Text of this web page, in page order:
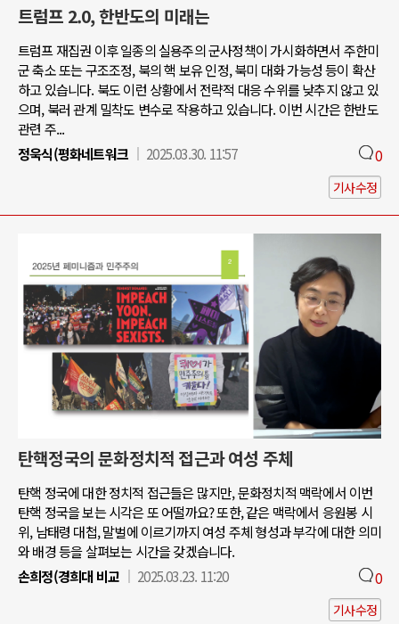
트럼프 2.0, 한반도의 미래는
트럼프 재집권 이후 일종의 실용주의 군사정책이 가시화하면서 주한미
군 축소 또는 구조조정, 북의 핵 보유 인정, 북미 대화 가능성 등이 확산
하고 있습니다. 북도 이런 상황에서 전략적 대응 수위를 낮추지 않고 있
으며, 북러 관계 밀착도 변수로 작용하고 있습니다. 이번 시간은 한반도
관련 주...
정욱식(평화네트워크
2025.03.30. 11:57 0
기사수정
탄핵정국의 문화정치적 접근과 여성 주체
탄핵 정국에 대한 정치적 접근들은 많지만, 문화정치적 맥락에서 이번
탄핵 정국을 보는 시각은 또 어떨까요? 또한, 같은 맥락에서 응원봉 시
위, 남태령 대첩, 말벌에 이르기까지 여성 주체 형성과 부각에 대한 의미
와 배경 등을 살펴보는 시간을 갖겠습니다.
손희정(경희대 비교
2025.03.23. 11:20 0
기사수정